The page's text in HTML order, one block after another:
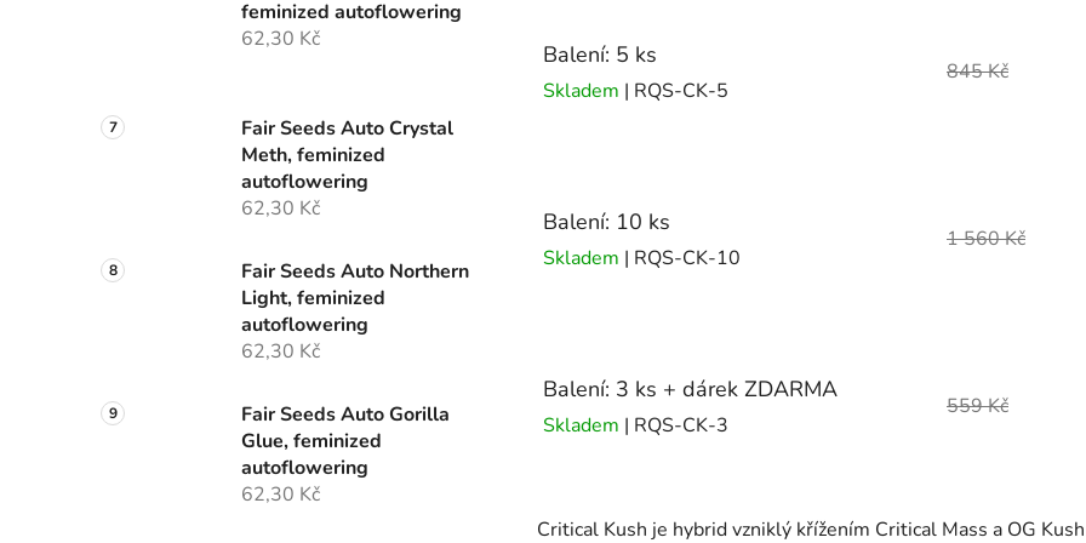
feminized autoflowering
62,30 Kč
Fair Seeds Auto Crystal
Meth, feminized
autoflowering
62,30 Kč
Fair Seeds Auto Northern
Light, feminized
autoflowering
62,30 Kč
Fair Seeds Auto Gorilla
Glue, feminized
autoflowering
62,30 Kč
Balení: 5 ks
Skladem | RQS-CK-5
845 Kč
Balení: 10 ks
Skladem | RQS-CK-10
1 560 Kč
Balení: 3 ks + dárek ZDARMA
Skladem | RQS-CK-3
559 Kč